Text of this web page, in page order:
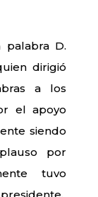
palabra D.
dirigió
a los
el apoyo
siendo
por
tuvo